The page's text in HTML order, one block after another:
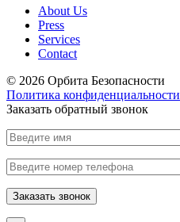
About Us
Press
Services
Contact
© 2026 Орбита Безопасности
Политика конфиденциальности
Заказать обратный звонок